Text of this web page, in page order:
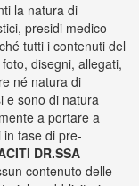
la natura di
presidi medico
tutti i contenuti del
disegni, allegati,
né natura di
e sono di natura
a portare a
fase di pre-
DR.SSA
contenuto delle